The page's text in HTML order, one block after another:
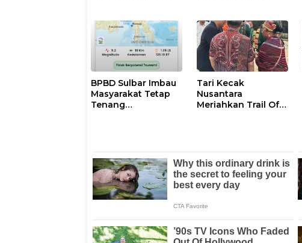
Laka Laut KM Nurul
Salsa
BPBD Sulbar Imbau
Masyarakat Tetap
Tenang
Tari Kecak
Nusantara
Meriahkan Trail Of